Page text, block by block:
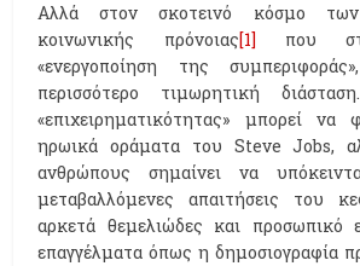
Αλλά στον σκοτεινό κόσμο των
κοινωνικής πρόνοιας[1] που
«ενεργοποίηση της
περισσότερο τιμωρητική
«επιχειρηματικότητας» μπορεί να
ηρωικά οράματα του Steve Jobs,
ανθρώπους σημαίνει να
μεταβαλλόμενες απαιτήσεις του
αρκετά θεμελιώδες και προσωπικό
επαγγέλματα όπως η δημοσιογραφία